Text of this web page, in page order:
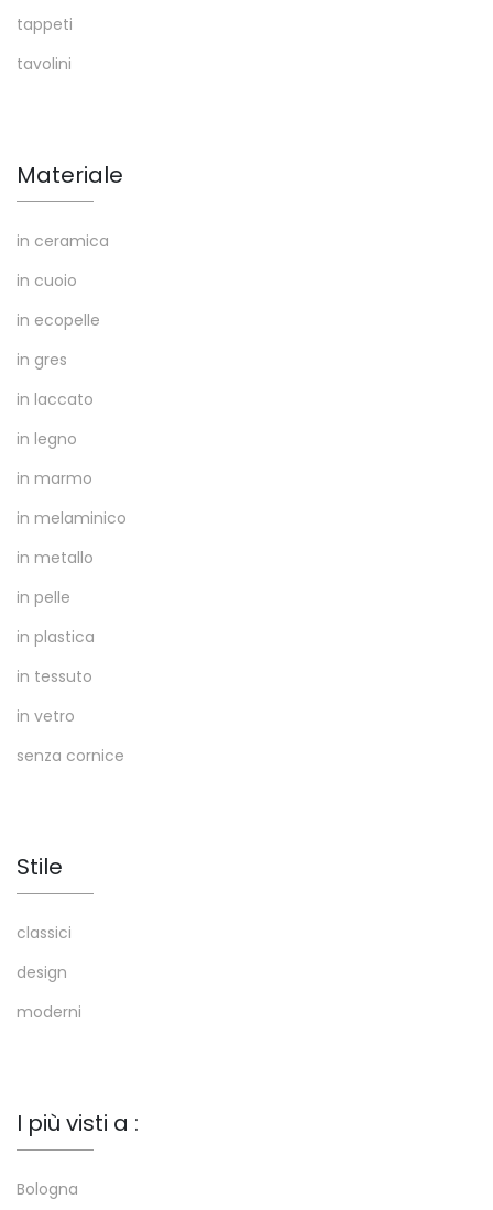
tappeti
tavolini
Materiale
in ceramica
in cuoio
in ecopelle
in gres
in laccato
in legno
in marmo
in melaminico
in metallo
in pelle
in plastica
in tessuto
in vetro
senza cornice
Stile
classici
design
moderni
I più visti a :
Bologna